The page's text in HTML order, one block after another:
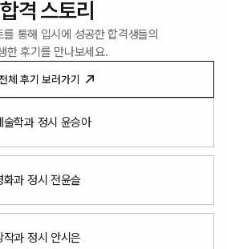
합격 스토리
통해 입시에 성공한 합격생들의
한 후기를 만나보세요.
체 후기 보러가기
학과 정시 윤승아
과 정시 전윤슬
과 정시 안시은